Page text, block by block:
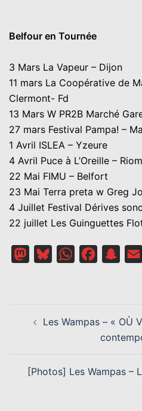
Belfour en Tournée
3 Mars La Vapeur – Dijon
11 mars La Coopérative de
Clermont- Fd
13 Mars W PR2B Marché
27 mars Festival Pampa! –
1 Avril ISLEA – Yzeure
4 Avril Puce à L’Oreille – Riom
22 Mai FIMU – Belfort
23 Mai Terra preta w Greg
4 Juillet Festival Dérives
22 juillet Les Guinguettes
MastodonBlueskyWhatsAppFacebook
D’ARTICLE
Les Wampas – « OÙ
[Photos] Les Wampas –